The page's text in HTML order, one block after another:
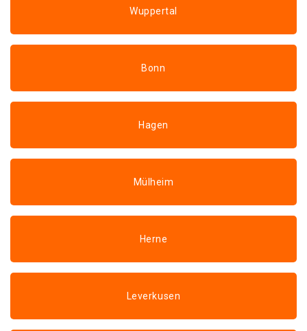
Wuppertal
Bonn
Hagen
Mülheim
Herne
Leverkusen